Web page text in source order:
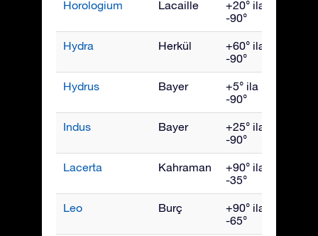
Horologium Lacaille
+20° ila
-90°
Hydra Herkül
+60° ila
-90°
Hydrus Bayer
+5° ila
-90°
Indus Bayer
+25° ila
-90°
Lacerta Kahraman
+90° ila
-35°
Leo Burç
+90° ila
-65°